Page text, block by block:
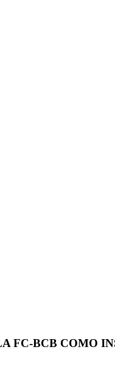
FC-BCB COMO